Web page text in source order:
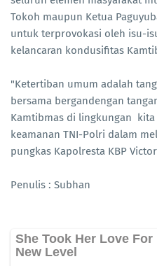
Tokoh maupun Ketua
untuk terprovokasi oleh isu-
kelancaran kondusifitas
"Ketertiban umum adalah
bersama bergandengan
Kamtibmas di lingkungan
keamanan TNI-Polri dalam
pungkas Kapolresta KBP
Penulis : Subhan